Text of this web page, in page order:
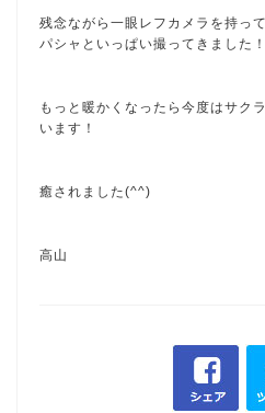
残念ながら一眼レフカメラを持っ
パシャといっぱい撮ってきました！
もっと暖かくなったら今度はサク
います！
癒されました(^^)
高山